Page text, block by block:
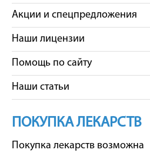
Акции и спецпредложения
Наши лицензии
Помощь по сайту
Наши статьи
ПОКУПКА ЛЕКАРСТВ
Покупка лекарств возможна